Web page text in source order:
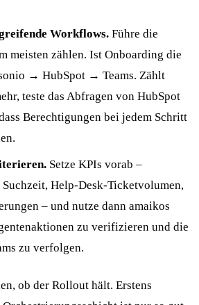
Workflows. Führe die
meisten zählen. Ist Onboarding die
→ HubSpot → Teams. Zählt
teste das Abfragen von HubSpot
Berechtigungen bei jedem Schritt
Setze KPIs vorab –
Help-Desk-Ticketvolumen,
– und nutze dann amaikos
zu verifizieren und die
zu verfolgen.
ob der Rollout hält. Erstens